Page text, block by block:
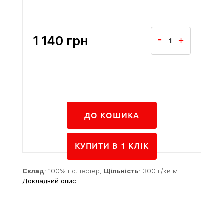
1 140 грн
ДО КОШИКА
КУПИТИ В 1 КЛIК
Склад: 100% поліестер, Щільність: 300 г/кв.м
Докладний опис